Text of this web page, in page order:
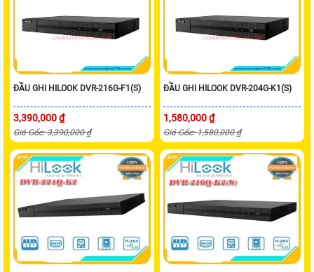
ĐẦU GHI HILOOK DVR-216G-F1(S)
3,390,000 ₫
Giá Gốc: 3,390,000 ₫
ĐẦU GHI HILOOK DVR-204G-K1(S)
1,580,000 ₫
Giá Gốc: 1,580,000 ₫